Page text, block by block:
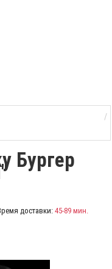
Бургер
доставки:45-89 мин.